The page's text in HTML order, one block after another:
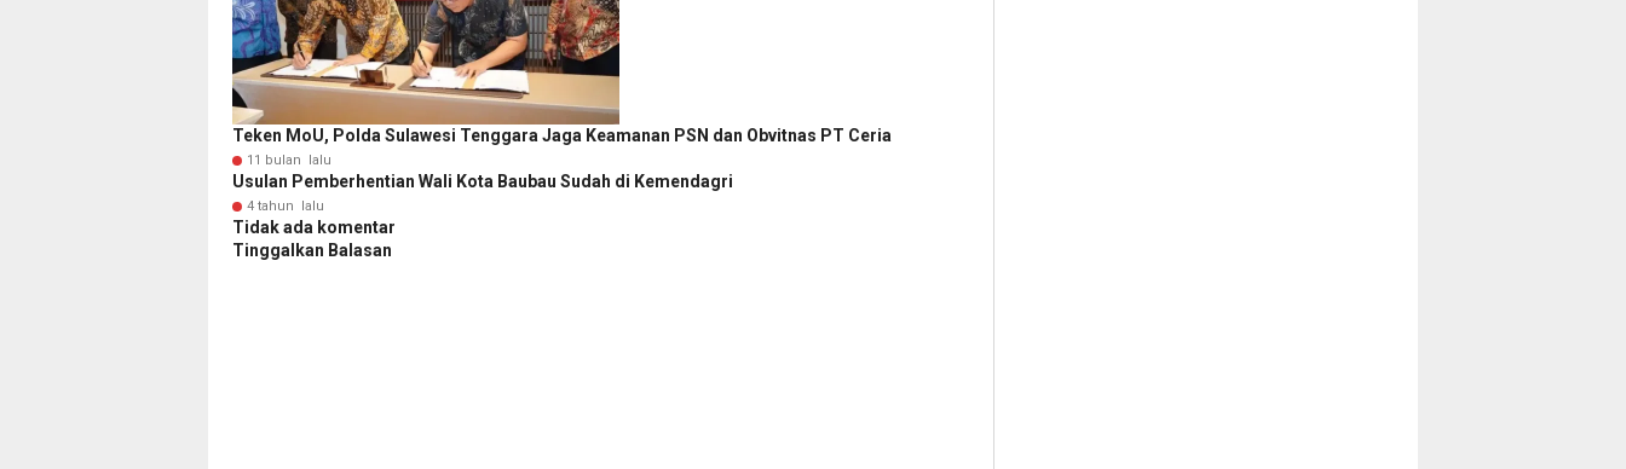
Teken MoU, Polda Sulawesi Tenggara Jaga Keamanan PSN dan Obvitnas PT Ceria
11 bulan lalu
Usulan Pemberhentian Wali Kota Baubau Sudah di Kemendagri
4 tahun lalu
Tidak ada komentar
Tinggalkan Balasan